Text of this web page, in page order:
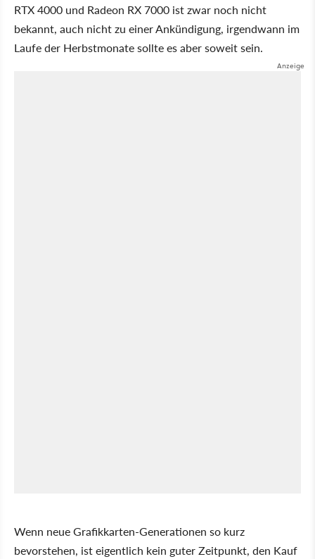
RTX 4000 und Radeon RX 7000 ist zwar noch nicht
bekannt, auch nicht zu einer Ankündigung, irgendwann im
Laufe der Herbstmonate sollte es aber soweit sein.
Wenn neue Grafikkarten-Generationen so kurz
bevorstehen, ist eigentlich kein guter Zeitpunkt, den Kauf